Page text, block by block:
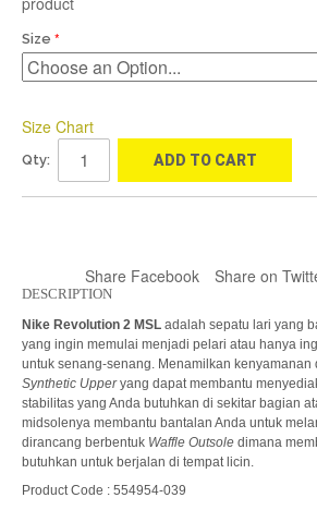
Size
Size Chart
Qty: ADD TO CART
Share Facebook Share on
DESCRIPTION
Nike Revolution 2 MSL adalah sepatu lari yang
yang ingin memulai menjadi pelari atau hanya
untuk senang-senang. Menamilkan kenyamanan
Synthetic Upperyang dapat membantu
stabilitas yang Anda butuhkan di sekitar bagian
midsolenya membantu bantalan Anda untuk
dirancang berbentuk Waffle Outsole dimana
butuhkan untuk berjalan di tempat licin.
Product Code : 554954-039